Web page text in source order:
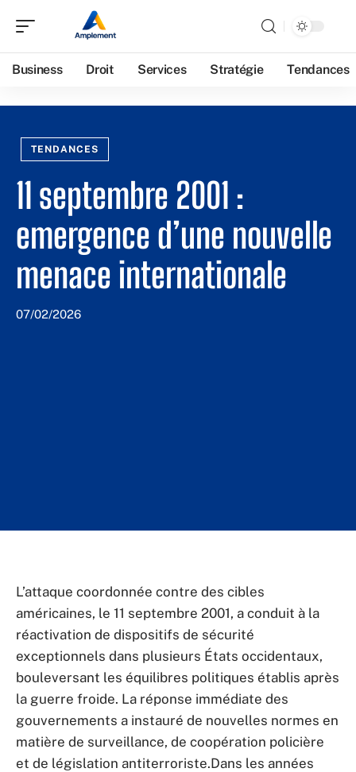
Business Droit Services Stratégie Tendances
TENDANCES
11 septembre 2001 :
emergence d’une nouvelle
menace internationale
07/02/2026
L’attaque coordonnée contre des cibles
américaines, le 11 septembre 2001, a conduit à la
réactivation de dispositifs de sécurité
exceptionnels dans plusieurs États occidentaux,
bouleversant les équilibres politiques établis après
la guerre froide. La réponse immédiate des
gouvernements a instauré de nouvelles normes en
matière de surveillance, de coopération policière
et de législation antiterroriste.Dans les années